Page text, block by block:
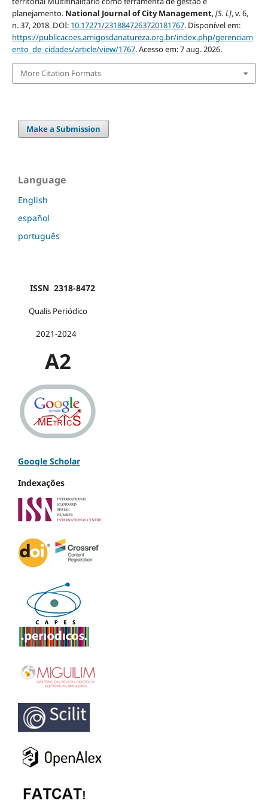
planejamento. National Journal of City Management,[S. l.], v. 6,
n. 37, 2018. DOI: 10.17271/2318847263720181767. Disponível em:
https://publicacoes.amigosdanatureza.org.br/index.php/gerenciam
ento_de_cidades/article/view/1767. Acesso em: 7 aug. 2026.
More Citation Formats
Make a Submission
Language
English
español
português
ISSN 2318-8472
Qualis Periódico
2021-2024
A2
Google Scholar
Indexações